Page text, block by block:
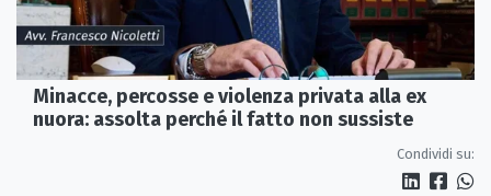
Minacce, percosse e violenza privata alla ex
nuora: assolta perché il fatto non sussiste
Condividi su: